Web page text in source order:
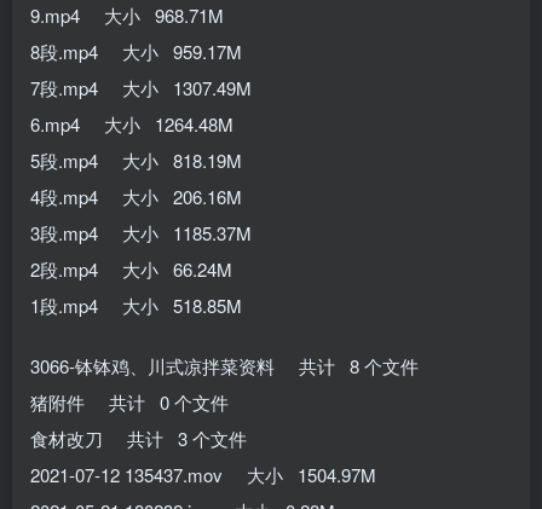
9.mp4 大小 968.71M
8段.mp4 大小 959.17M
7段.mp4 大小 1307.49M
6.mp4 大小 1264.48M
5段.mp4 大小 818.19M
4段.mp4 大小 206.16M
3段.mp4 大小 1185.37M
2段.mp4 大小 66.24M
1段.mp4 大小 518.85M
3066-钵钵鸡、川式凉拌菜资料 共计 8 个文件
猪附件 共计 0 个文件
食材改刀 共计 3 个文件
2021-07-12 135437.mov 大小 1504.97M